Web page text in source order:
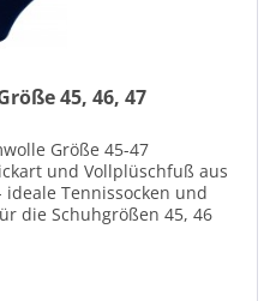
45, 46, 47
Größe 45-47
und Vollplüschfuß aus
Tennissocken und
die Schuhgrößen 45, 46